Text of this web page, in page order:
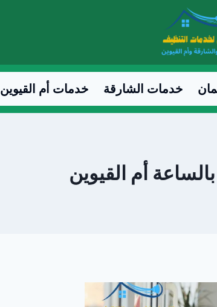
خدمات الشارقة خدمات أم القيوين
أم القيوين